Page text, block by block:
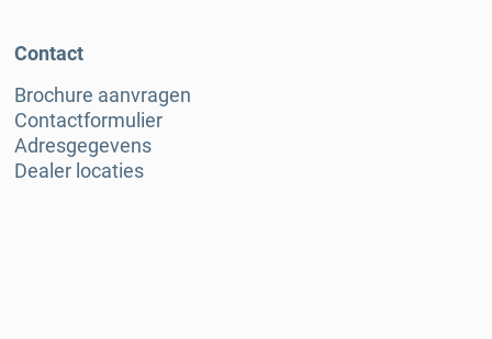
Contact
Brochure aanvragen
Contactformulier
Adresgegevens
Dealer locaties